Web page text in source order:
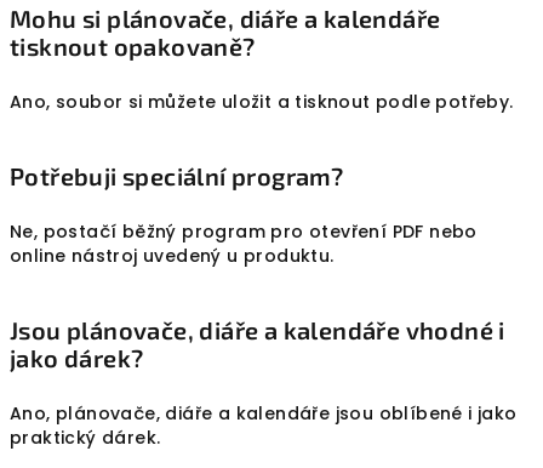
Mohu si plánovače, diáře a kalendáře
tisknout opakovaně?
Ano, soubor si můžete uložit a tisknout podle potřeby.
Potřebuji speciální program?
Ne, postačí běžný program pro otevření PDF nebo
online nástroj uvedený u produktu.
Jsou plánovače, diáře a kalendáře vhodné i
jako dárek?
Ano, plánovače, diáře a kalendáře jsou oblíbené i jako
praktický dárek.